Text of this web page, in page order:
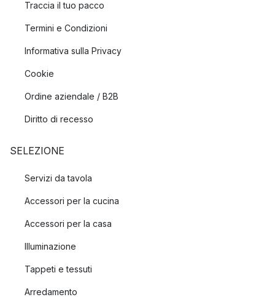
Traccia il tuo pacco
Termini e Condizioni
Informativa sulla Privacy
Cookie
Ordine aziendale / B2B
Diritto di recesso
SELEZIONE
Servizi da tavola
Accessori per la cucina
Accessori per la casa
Illuminazione
Tappeti e tessuti
Arredamento